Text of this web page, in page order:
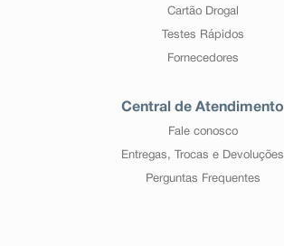
Cartão Drogal
Testes Rápidos
Fornecedores
Central de Atendimento
Fale conosco
Entregas, Trocas e Devoluções
Perguntas Frequentes